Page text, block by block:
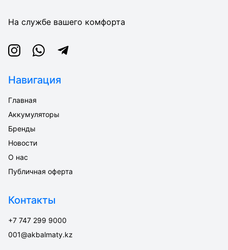
На службе вашего комфорта
InstagramWhatsappTelegram
Навигация
Главная
Аккумуляторы
Бренды
Новости
О нас
Публичная оферта
Контакты
+7 747 299 9000
001@akbalmaty.kz